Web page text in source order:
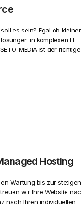
es sein? Egal ob
in komplexen IT
MEDIA ist der
Hosting
Wartung bis zur stetigen
wir Ihre Website
nach Ihren individuellen